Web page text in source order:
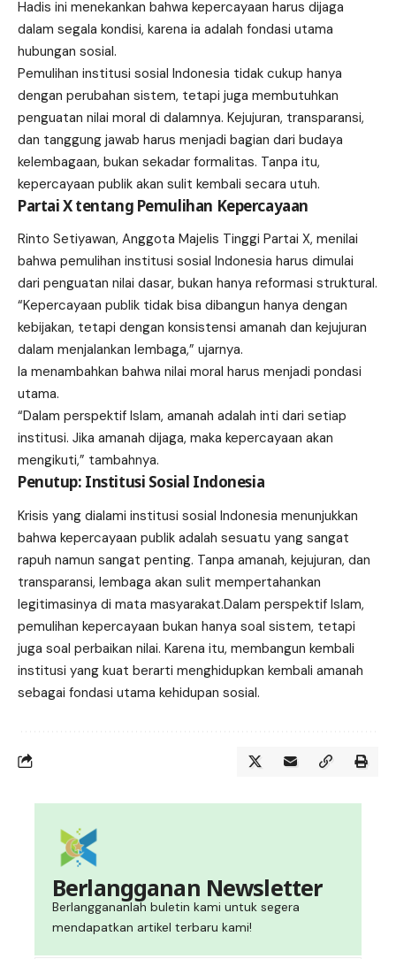
Hadis ini menekankan bahwa kepercayaan harus dijaga
dalam segala kondisi, karena ia adalah fondasi utama
hubungan sosial.
Pemulihan institusi sosial Indonesia tidak cukup hanya
dengan perubahan sistem, tetapi juga membutuhkan
penguatan nilai moral di dalamnya. Kejujuran, transparansi,
dan tanggung jawab harus menjadi bagian dari budaya
kelembagaan, bukan sekadar formalitas. Tanpa itu,
kepercayaan publik akan sulit kembali secara utuh.
Partai X tentang Pemulihan Kepercayaan
Rinto Setiyawan, Anggota Majelis Tinggi Partai X, menilai
bahwa pemulihan institusi sosial Indonesia harus dimulai
dari penguatan nilai dasar, bukan hanya reformasi struktural.
“Kepercayaan publik tidak bisa dibangun hanya dengan
kebijakan, tetapi dengan konsistensi amanah dan kejujuran
dalam menjalankan lembaga,” ujarnya.
Ia menambahkan bahwa nilai moral harus menjadi pondasi
utama.
“Dalam perspektif Islam, amanah adalah inti dari setiap
institusi. Jika amanah dijaga, maka kepercayaan akan
mengikuti,” tambahnya.
Penutup: Institusi Sosial Indonesia
Krisis yang dialami institusi sosial Indonesia menunjukkan
bahwa kepercayaan publik adalah sesuatu yang sangat
rapuh namun sangat penting. Tanpa amanah, kejujuran, dan
transparansi, lembaga akan sulit mempertahankan
legitimasinya di mata masyarakat.Dalam perspektif Islam,
pemulihan kepercayaan bukan hanya soal sistem, tetapi
juga soal perbaikan nilai. Karena itu, membangun kembali
institusi yang kuat berarti menghidupkan kembali amanah
sebagai fondasi utama kehidupan sosial.
Berlangganan Newsletter
Berlanggananlah buletin kami untuk segera
mendapatkan artikel terbaru kami!